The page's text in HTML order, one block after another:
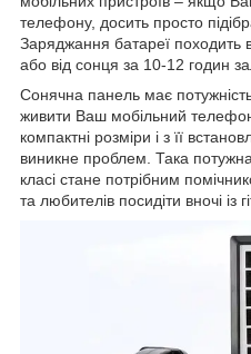
телефону, досить просто
Заряджання батареї походить
або від сонця за 10-12 годин
Сонячна панель має
живити Ваш мобільний
компактні розміри і з її
виникне проблем. Така
класі стане потрібним
та любителів посидіти вночі із